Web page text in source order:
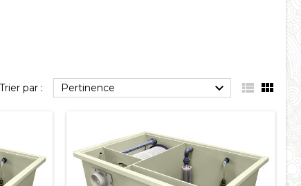
Trier par : Pertinence   